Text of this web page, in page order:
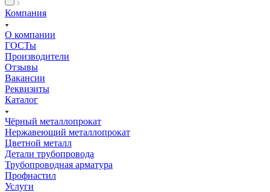
Компания
О компании
ГОСТы
Производители
Отзывы
Вакансии
Реквизиты
Каталог
Чёрный металлопрокат
Нержавеющий металлопрокат
Цветной металл
Детали трубопровода
Трубопроводная арматура
Профнастил
Услуги